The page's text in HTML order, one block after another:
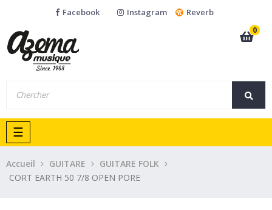
Facebook Instagram
Reverb
0
Basculer
la
navigation
☰
Accueil GUITARE
GUITARE FOLK
CORT EARTH 50 7/8 OPEN PORE